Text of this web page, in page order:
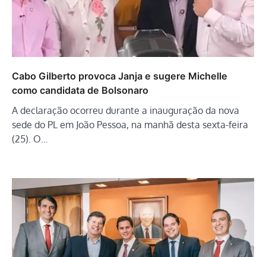
Cabo Gilberto provoca Janja e sugere Michelle
como candidata de Bolsonaro
A declaração ocorreu durante a inauguração da nova
sede do PL em João Pessoa, na manhã desta sexta-feira
(25). O…